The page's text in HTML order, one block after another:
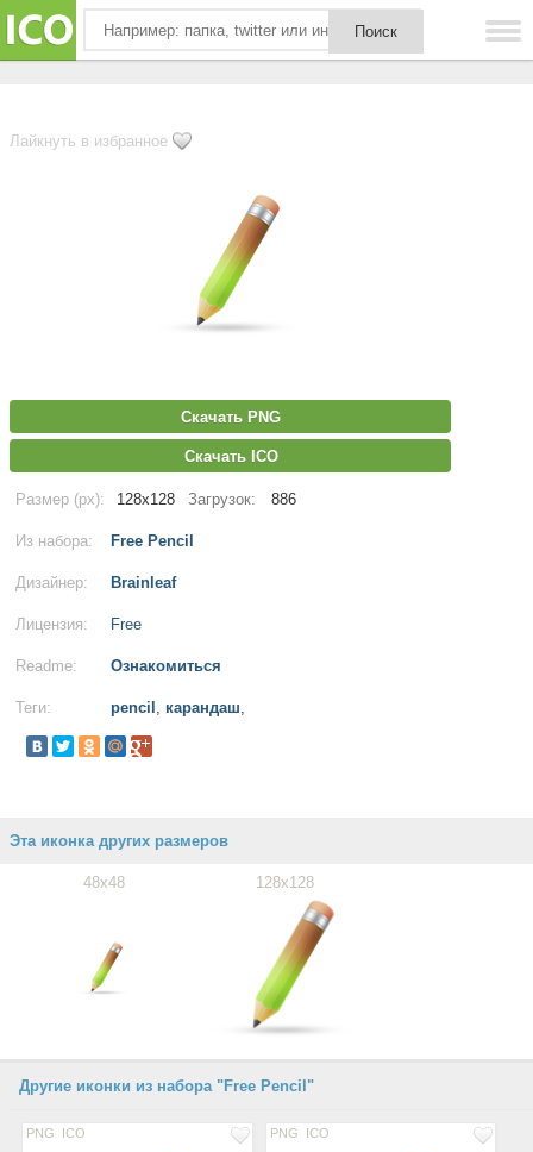
Лайкнуть в избранное
Скачать PNG
Скачать ICO
Размер (px): 128x128 Загрузок: 886
Из набора: Free Pencil
Дизайнер: Brainleaf
Лицензия: Free
Readme: Ознакомиться
Теги: pencil , карандаш,
Эта иконка других размеров
48x48 128x128
Другие иконки из набора "Free Pencil"
PNG ICO PNG ICO